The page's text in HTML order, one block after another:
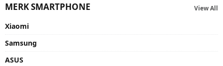
MERK SMARTPHONE View All
Xiaomi
Samsung
ASUS